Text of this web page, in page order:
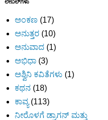
ಲೇಬಲ್‌ಗಳು
ಅಂಕಣ (17)
ಅನುತ್ತರ (10)
ಅನುವಾದ (1)
ಅಭಿಧಾ (3)
ಅಶ್ವಿನಿ ಕವಿತೆಗಳು (1)
ಕಥನ (18)
ಕಾವ್ಯ (113)
ನೀರೊಳಗೆ ಡ್ರಾಗನ್ ಮತ್ತು